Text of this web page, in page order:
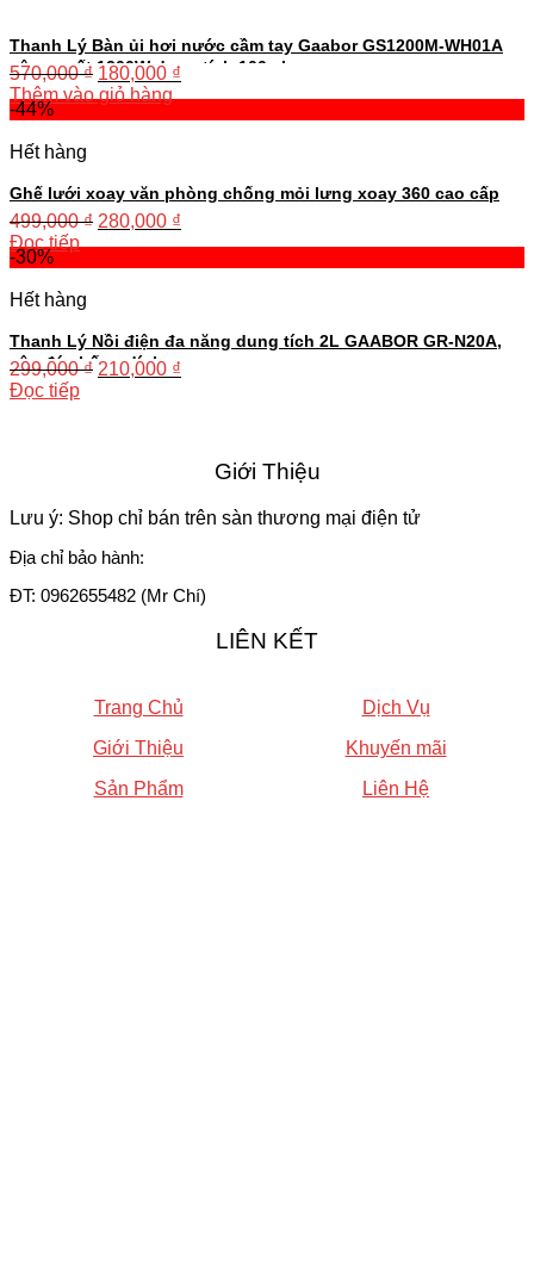
Thanh Lý Bàn ủi hơi nước cầm tay Gaabor GS1200M-WH01A
công suất 1200W dung tích 100ml
570,000₫ 180,000 ₫
Thêm vào giỏ hàng
-44%
Hết hàng
Ghế lưới xoay văn phòng chống mỏi lưng xoay 360 cao cấp
499,000₫ 280,000 ₫
Đọc tiếp
-30%
Hết hàng
Thanh Lý Nồi điện đa năng dung tích 2L GAABOR GR-N20A,
vân đá chống dính
299,000₫ 210,000 ₫
Đọc tiếp
Giới Thiệu
Lưu ý: Shop chỉ bán trên sàn thương mại điện tử
Địa chỉ bảo hành:
ĐT: 0962655482 (Mr Chí)
LIÊN KẾT
Trang Chủ
Giới Thiệu
Sản Phẩm
Dịch Vụ
Khuyến mãi
Liên Hệ